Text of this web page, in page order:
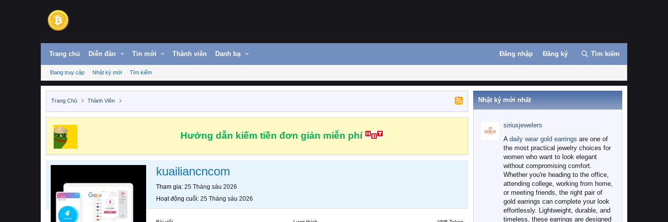
Trang chủ Diễn đàn Tin mới Thành viên Danh bạ Đăng nhập Đăng ký Tìm kiếm
Đang truy cập Nhật ký mới Tìm kiếm
Trang Chủ Thành Viên
Hướng dẫn kiếm tiền đơn giản miễn phí
kuailiancncom
Tham gia 25 Tháng sáu 2026
Hoạt động cuối 25 Tháng sáu 2026
Nhật ký mới nhất
siriusjewelers
A daily wear gold earrings are one of
the most practical jewelry choices for
women who want to look elegant
without compromising comfort.
Whether you're heading to the office,
attending college, working from home,
or meeting friends, the right pair of
gold earrings can complete your look
effortlessly. Lightweight, durable, and
timeless, these earrings are designed